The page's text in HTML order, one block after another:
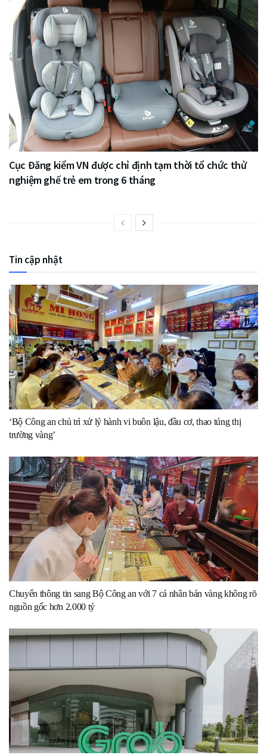
Cục Đăng kiểm VN được chỉ định tạm thời tổ chức thử
nghiệm ghế trẻ em trong 6 tháng
Tin cập nhật
‘Bộ Công an chủ trì xử lý hành vi buôn lậu, đầu cơ, thao túng thị
trường vàng’
Chuyển thông tin sang Bộ Công an với 7 cá nhân bán vàng không rõ
nguồn gốc hơn 2.000 tỷ